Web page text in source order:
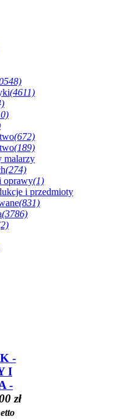
(4611)
(672)
(189)
malarzy
(274)
oprawy(1)
i przedmioty
(831)
(3786)
-
I
-
zł